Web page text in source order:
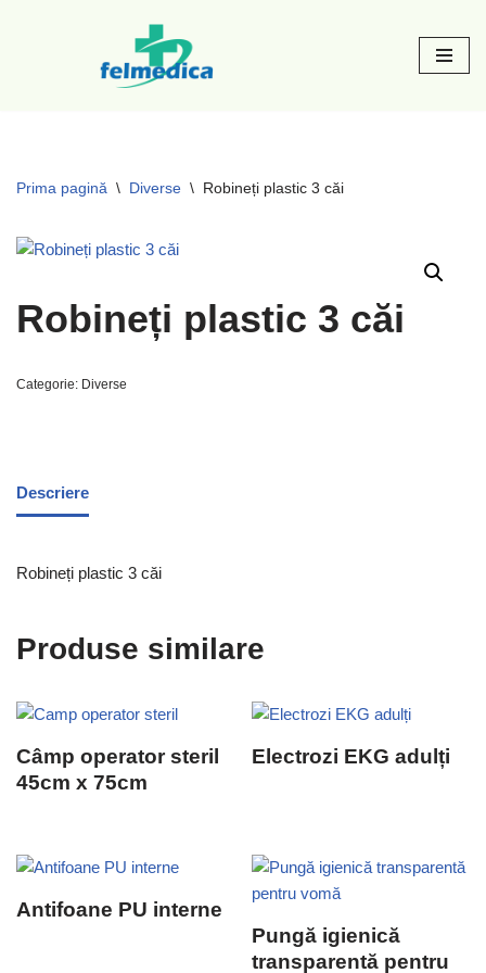
Prima pagină \ Diverse \ Robineți plastic 3 căi
Robineți plastic 3 căi
Categorie: Diverse
Descriere
Robineți plastic 3 căi
Produse similare
Câmp operator steril
45cm x 75cm
Electrozi EKG adulți
Antifoane PU interne
Pungă igienică
transparentă pentru